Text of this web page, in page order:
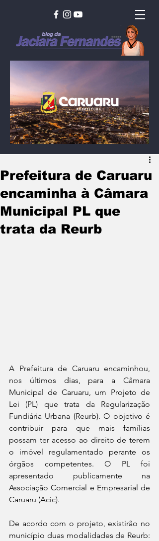
Prefeitura de Caruaru
encaminha à Câmara
Municipal PL que
trata da Reurb
A Prefeitura de Caruaru encaminhou,
nos últimos dias, para a Câmara
Municipal de Caruaru, um Projeto de
Lei (PL) que trata da Regularização
Fundiária Urbana (Reurb). O objetivo é
contribuir para que mais famílias
possam ter acesso ao direito de terem
o imóvel regulamentado perante os
órgãos competentes. O PL foi
apresentado publicamente na
Associação Comercial e Empresarial de
Caruaru (Acic).
De acordo com o projeto, existirão no
município duas modalidades de Reurb: